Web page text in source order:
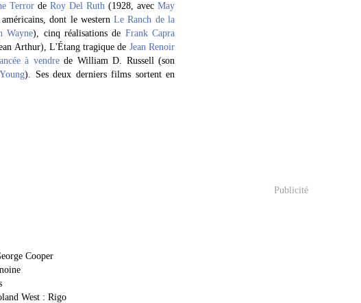
Terror deRoy Del Ruth (1928, avecMay
dont le westernLe Ranch de la
Wayne), cinq réalisations de Frank Capra
Arthur), L'Étang tragique de Jean Renoir
à vendrede William D. Russell (son
). Ses deux derniers films sortent en
Cooper
West : Rigo
Publicité